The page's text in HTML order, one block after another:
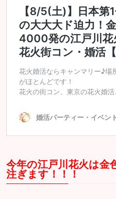
今年の江戸川花火は金
注ぎます！！！